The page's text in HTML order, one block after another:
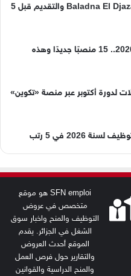
عرض توظيف جديد للعمل لدى Baladna El Djazaier والتقديم قبل 5
إعلان توظيف الأساتذة المساعدين 2026.. 15 منصبًا جديدًا وهذه
فتح التسجيلات لدورة أكتوبر عبر منصة «تكوين»
2026 في 5 رتب
SFN emploi هو موقع
متخصص في عروض
التوظيف والمنح واخبار سوق
الشغل في الجزائر. يقدم
الموقع أحدث العروض
والتقارير حول فرص العمل
والمنح الدراسية والقوانين